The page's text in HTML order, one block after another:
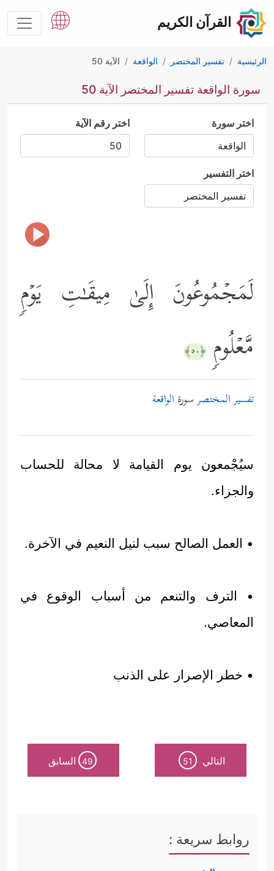
القرآن الكريم
الرئيسية تفسير المختصر الواقعة الآية 50
سورة الواقعة تفسير المختصر الآية 50
اختر سورة اختر رقم الآية
اختر التفسير
لَمَجۡمُوعُونَ إِلَىٰ مِیقَـٰتِ یَوۡمࣲ
مَّعۡلُومࣲ ﴿٥٠﴾
تفسير المختصرسورة الواقعة
سيُجْمعون يوم القيامة لا محالة للحساب
والجزاء.
• العمل الصالح سبب لنيل النعيم في الآخرة.
• الترف والتنعم من أسباب الوقوع في
المعاصي.
• خطر الإصرار على الذنب
التالي 51
49 السابق
روابط سريعة :